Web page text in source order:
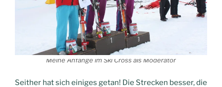
Meine Anfänge im Ski Cross als Moderator
Seither hat sich einiges getan! Die Strecken besser, die